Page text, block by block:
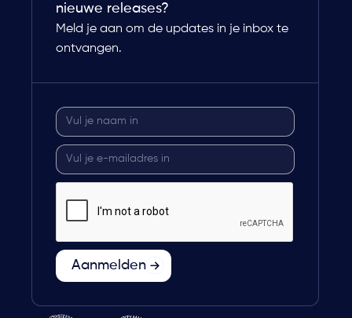
nieuwe releases?
Meld je aan om de updates in je inbox te
ontvangen.